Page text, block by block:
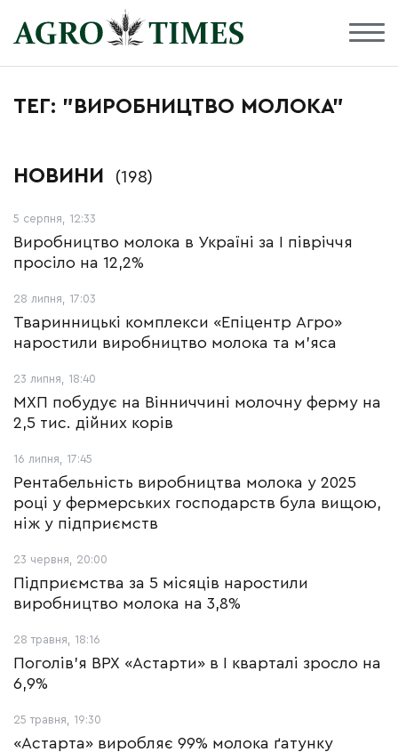
ТЕГ: "ВИРОБНИЦТВО МОЛОКА"
НОВИНИ (198)
5 серпня, 12:33
Виробництво молока в Україні за І півріччя
просіло на 12,2%
28 липня, 17:03
Тваринницькі комплекси «Епіцентр Агро»
наростили виробництво молока та м’яса
23 липня, 18:40
МХП побудує на Вінниччині молочну ферму на
2,5 тис. дійних корів
16 липня, 17:45
Рентабельність виробництва молока у 2025
році у фермерських господарств була вищою,
ніж у підприємств
23 червня, 20:00
Підприємства за 5 місяців наростили
виробництво молока на 3,8%
28 травня, 18:16
Поголів'я ВРХ «Астарти» в І кварталі зросло на
6,9%
25 травня, 19:30
«Астарта» виробляє 99% молока ґатунку